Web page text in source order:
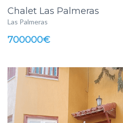
Chalet Las Palmeras
Las Palmeras
700000€